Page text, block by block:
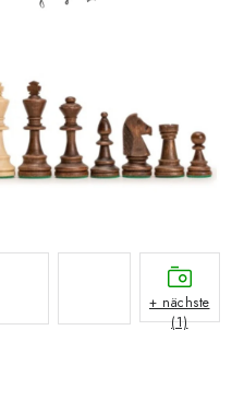
+ nächste
(1)